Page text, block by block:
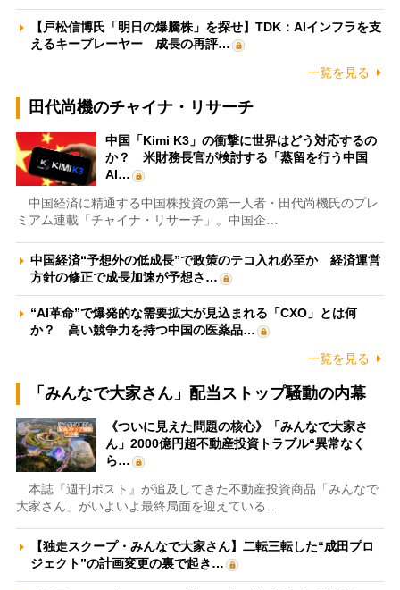
【戸松信博氏「明日の爆騰株」を探せ】TDK：AIインフラを支
えるキープレーヤー 成長の再評…
一覧を見る
田代尚機のチャイナ・リサーチ
中国「Kimi K3」の衝撃に世界はどう対応するの
か？ 米財務長官が検討する「蒸留を行う中国
AI…
中国経済に精通する中国株投資の第一人者・田代尚機氏のプレ
ミアム連載「チャイナ・リサーチ」。中国企…
中国経済“予想外の低成長”で政策のテコ入れ必至か 経済運営
方針の修正で成長加速が予想さ…
“AI革命”で爆発的な需要拡大が見込まれる「CXO」とは何
か？ 高い競争力を持つ中国の医薬品…
一覧を見る
「みんなで大家さん」配当ストップ騒動の内幕
《ついに見えた問題の核心》「みんなで大家さ
ん」2000億円超不動産投資トラブル“異常なく
ら…
本誌『週刊ポスト』が追及してきた不動産投資商品「みんなで
大家さん」がいよいよ最終局面を迎えている…
【独走スクープ・みんなで大家さん】二転三転した“成田プロ
ジェクト”の計画変更の裏で起き…